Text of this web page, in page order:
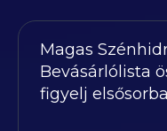
Magas
Bevásárlólista
figyelj